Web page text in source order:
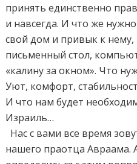
принять единственно
и навсегда. И что же
свой дом и привык к
письменный стол,
«калину за окном». Что
Уют, комфорт,
И что нам будет
Израиль…
Нас с вами все время
нашего праотца Авраама.